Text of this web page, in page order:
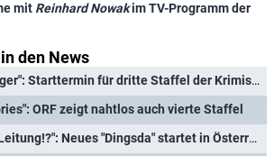
mit Reinhard Nowakim TV-Programm der
den News
"Meiberger": Starttermin für dritte Staffel der Krimiserie
ORF zeigt nahtlos auch vierte Staffel
"Lange Leitung!?": Neues "Dingsda" startet in Österreich